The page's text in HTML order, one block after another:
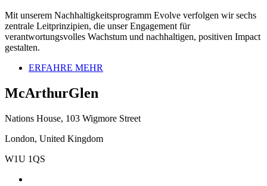
Mit unserem Nachhaltigkeitsprogramm Evolve verfolgen wir sechs
zentrale Leitprinzipien, die unser Engagement für
verantwortungsvolles Wachstum und nachhaltigen, positiven Impact
gestalten.
ERFAHRE MEHR
McArthurGlen
Nations House, 103 Wigmore Street
London, United Kingdom
W1U 1QS